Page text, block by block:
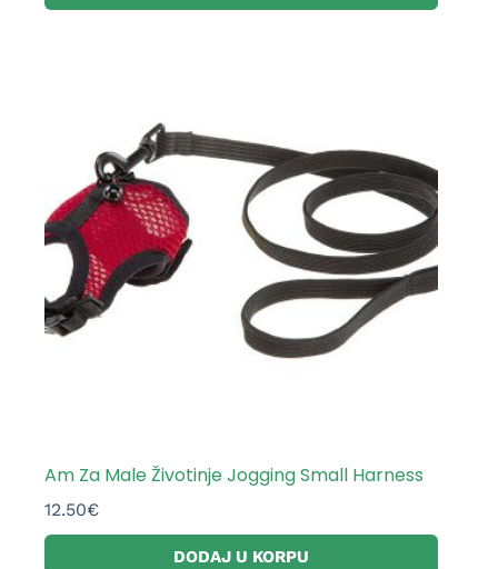
Am Za Male Životinje Jogging Small Harness
12.50€
DODAJ U KORPU